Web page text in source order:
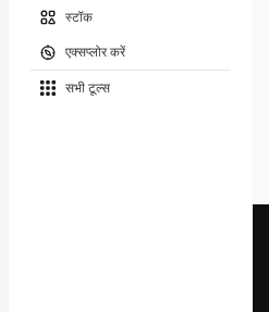
स्टॉक
एक्सप्लोर करें
सभी टूल्‍स